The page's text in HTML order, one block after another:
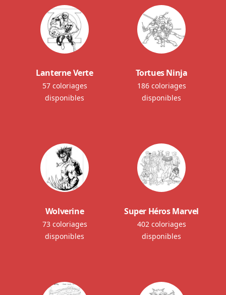
Lanterne Verte
57 coloriages
disponibles
Tortues Ninja
186 coloriages
disponibles
Wolverine
73 coloriages
disponibles
Super Héros Marvel
402 coloriages
disponibles